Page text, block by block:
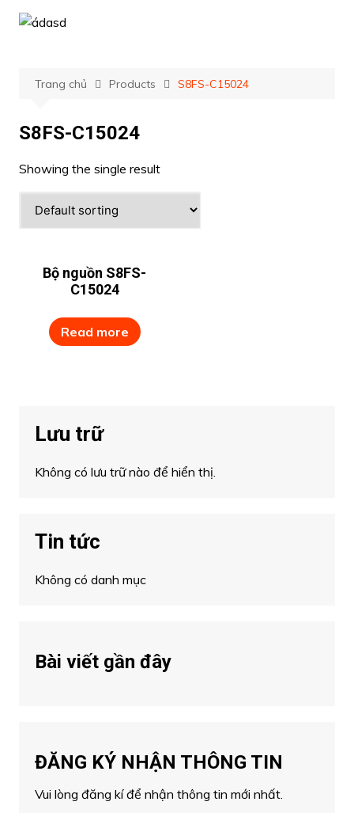
Chuyển
đến
Trang chủ Products S8FS-C15024
S8FS-C15024
Showing the single result
Bộ nguồn S8FS-
C15024
Read more
Lưu trữ
Không có lưu trữ nào để hiển thị.
Tin tức
Không có danh mục
Bài viết gần đây
ĐĂNG KÝ NHẬN THÔNG TIN
Vui lòng đăng kí để nhận thông tin mới nhất.